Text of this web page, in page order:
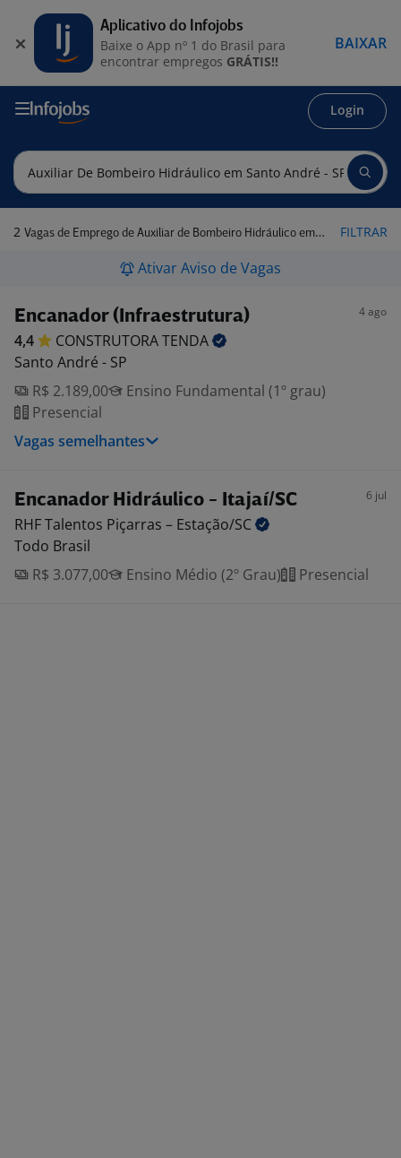
Login
2 Vagas de Emprego de Auxiliar de Bombeiro Hidráulico em Santo André - SP FILTRAR
Ativar Aviso de Vagas
Encanador (Infraestrutura) 4 ago
4,4 CONSTRUTORATENDA
Santo André - SP
R$ 2.189,00
Ensino Fundamental (1º grau)
Presencial
Vagas semelhantes
Encanador Hidráulico - Itajaí/SC 6 jul
RHF Talentos Piçarras – Estação/SC
Todo Brasil
R$ 3.077,00
Ensino Médio (2º Grau) Presencial
Aplicativo do Infojobs
Baixe o App nº 1 do Brasil para
encontrar empregos GRÁTIS!!
BAIXAR